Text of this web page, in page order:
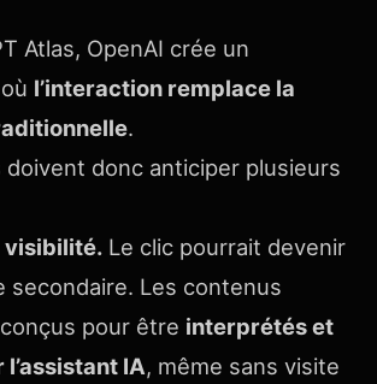
Atlas, OpenAI crée un
l’interaction remplace la
.
doivent donc anticiper plusieurs
visibilité. Le clic pourrait devenir
secondaire. Les contenus
pour être interprétés et
IA, même sans visite